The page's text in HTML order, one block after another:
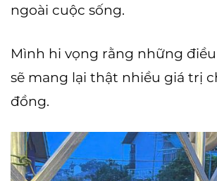
ngoài cuộc sống.
Mình hi vọng rằng những
sẽ mang lại thật nhiều giá trị
đồng.